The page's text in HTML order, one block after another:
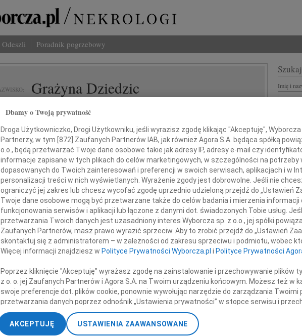
Odeszli Poradnik pogrzebowy
Grażyna Dziedzic
REGION: Katowice
EMISJI: 22.06.2022
Wyrazy głębokiego współczucia, żalu i wsparcia
dla
Rodziny oraz Bliskich
w tych trudnych chwilach
po śmierci
Grażyny Dziedzic
Imię i
INNE
Z
Z
+
Dbamy o Twoją prywatność
Droga Użytkowniczko, Drogi Użytkowniku, jeśli wyrazisz zgodę klikając "Akceptuję",
Partnerzy, w tym [ 872 ] Zaufanych Partnerów IAB, jak również Agora S.A. będąca spółką
o.o., będą przetwarzać Twoje dane osobowe takie jak adresy IP, adresy e-mail czy
informacje zapisane w tych plikach do celów marketingowych, w szczególności na potrzeby
dopasowanych do Twoich zainteresowań i preferencji w swoich serwisach, aplikacjach i w
personalizacji treści w nich wyświetlanych. Wyrażenie zgody jest dobrowolne. Jeśli nie
ograniczyć jej zakres lub chcesz wycofać zgodę uprzednio udzieloną przejdź do „Ustawień
Twoje dane osobowe mogą być przetwarzane także do celów badania i mierzenia
funkcjonowania serwisów i aplikacji lub łączone z danymi dot. świadczonych Tobie usług.
przetwarzania Twoich danych jest uzasadniony interes Wyborcza sp. z o.o., jej spółki
Zaufanych Partnerów, masz prawo wyrazić sprzeciw. Aby to zrobić przejdź do „Ustawień
skontaktuj się z administratorem – w zależności od zakresu sprzeciwu i podmiotu, wobec
Więcej informacji znajdziesz w Polityce Prywatności Wyborcza.pl i Polityce Prywatności
Poprzez kliknięcie "Akceptuję" wyrażasz zgodę na zainstalowanie i przechowywanie plików
z o. o. jej Zaufanych Partnerów i Agora S.A. na Twoim urządzeniu końcowym. Możesz też w
swoje preferencje dot. plików cookie, ponownie wywołując narzędzie do zarządzania Twoimi
przetwarzania danych poprzez odnośnik „Ustawienia prywatności” w stopce serwisu i
„Ustawienia zaawansowane”. Zmiana ustawień plików cookie możliwa jest także za pomocą
My, nasi Zaufani Partnerzy i Agora S.A. możemy przetwarzać dane osobowe w
USTAWIENIA ZAAWANSOWANE
AKCEPTUJĘ